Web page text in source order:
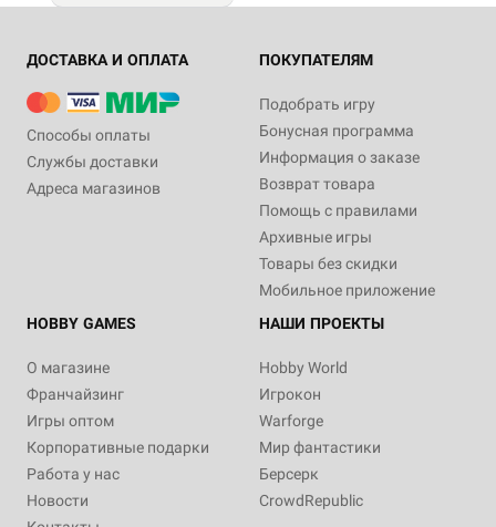
ДОСТАВКА И ОПЛАТА
Способы оплаты
Службы доставки
Адреса магазинов
ПОКУПАТЕЛЯМ
Подобрать игру
Бонусная программа
Информация о заказе
Возврат товара
Помощь с правилами
Архивные игры
Товары без скидки
Мобильное приложение
HOBBY GAMES
О магазине
Франчайзинг
Игры оптом
Корпоративные подарки
Работа у нас
Новости
НАШИ ПРОЕКТЫ
Hobby World
Игрокон
Warforge
Мир фантастики
Берсерк
CrowdRepublic